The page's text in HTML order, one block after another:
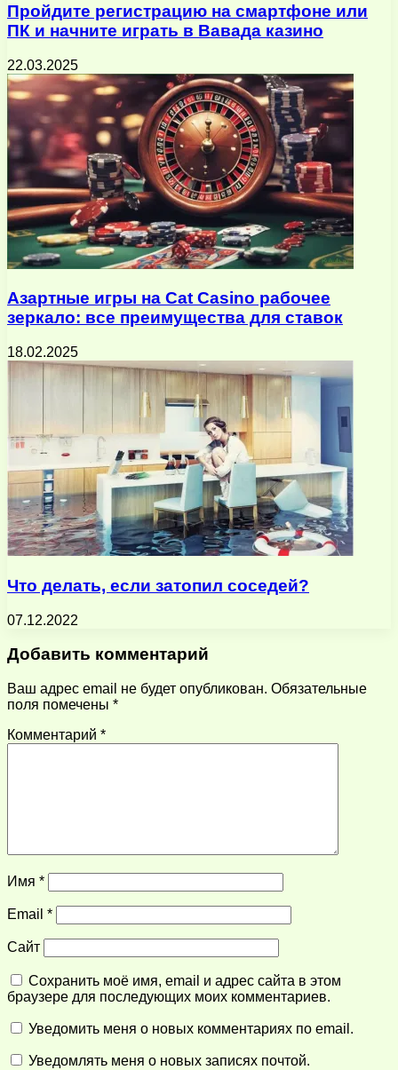
Пройдите регистрацию на смартфоне или
ПК и начните играть в Вавада казино
22.03.2025
Азартные игры на Cat Casino рабочее
зеркало: все преимущества для ставок
18.02.2025
Что делать, если затопил соседей?
07.12.2022
Добавить комментарий
Ваш адрес email не будет опубликован. Обязательные
поля помечены *
Комментарий *
Имя *
Email *
Сайт
Сохранить моё имя, email и адрес сайта в этом
браузере для последующих моих комментариев.
Уведомить меня о новых комментариях по email.
Уведомлять меня о новых записях почтой.